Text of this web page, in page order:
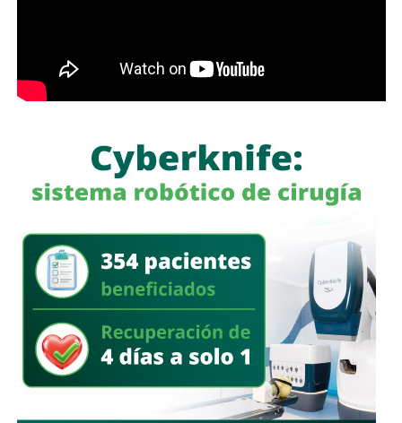
potabilización y la continuidad del suministro de agua
potable.